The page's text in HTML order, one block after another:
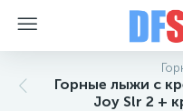
Горные лыжи с
Joy Slr 2 +